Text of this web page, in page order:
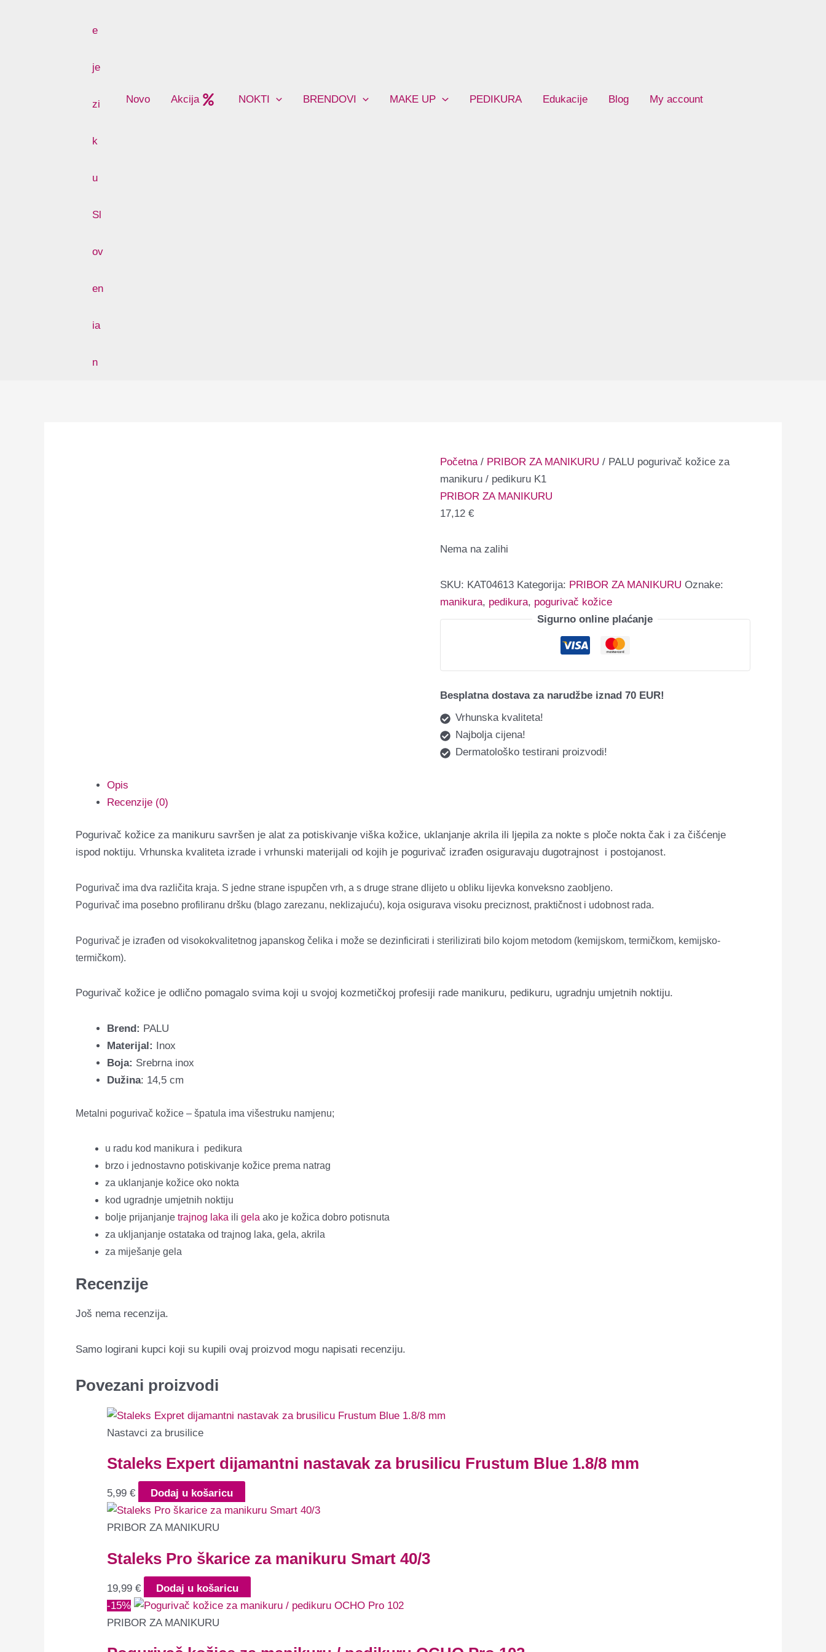
Novo Akcija NOKTI BRENDOVI MAKE UP PEDIKURA Edukacije Blog My account
Početna/ PRIBOR ZA MANIKURU / PALU pogurivač kožice za
manikuru / pedikuru K1
PRIBOR ZA MANIKURU
17,12 €
Nema na zalihi
SKU: KAT04613 Kategorija: PRIBOR ZA MANIKURU Oznake:
manikura, pedikura, pogurivač kožice
Sigurno online plaćanje
Besplatna dostava za narudžbe iznad 70 EUR!
Vrhunska kvaliteta!
Najbolja cijena!
Dermatološko testirani proizvodi!
Opis
Recenzije (0)
Pogurivač kožice za manikuru savršen je alat za potiskivanje viška kožice, uklanjanje akrila ili ljepila za nokte s ploče nokta čak i za čišćenje
ispod noktiju. Vrhunska kvaliteta izrade i vrhunski materijali od kojih je pogurivač izrađen osiguravaju dugotrajnost i postojanost.
Pogurivač ima dva različita kraja. S jedne strane ispupčen vrh, a s druge strane dlijeto u obliku lijevka konveksno zaobljeno.
Pogurivač ima posebno profiliranu dršku (blago zarezanu, neklizajuću), koja osigurava visoku preciznost, praktičnost i udobnost rada.
Pogurivač je izrađen od visokokvalitetnog japanskog čelika i može se dezinficirati i sterilizirati bilo kojom metodom (kemijskom, termičkom, kemijsko-
termičkom).
Pogurivač kožice je odlično pomagalo svima koji u svojoj kozmetičkoj profesiji rade manikuru, pedikuru, ugradnju umjetnih noktiju.
Brend: PALU
Materijal: Inox
Boja: Srebrna inox
Dužina: 14,5 cm
Metalni pogurivač kožice – špatula ima višestruku namjenu;
u radu kod manikura i pedikura
brzo i jednostavno potiskivanje kožice prema natrag
za uklanjanje kožice oko nokta
kod ugradnje umjetnih noktiju
bolje prijanjanje trajnog laka ili gela ako je kožica dobro potisnuta
za ukljanjanje ostataka od trajnog laka, gela, akrila
za miješanje gela
Recenzije
Još nema recenzija.
Samo logirani kupci koji su kupili ovaj proizvod mogu napisati recenziju.
Povezani proizvodi
Nastavci za brusilice
Staleks Expert dijamantni nastavak za brusilicu Frustum Blue 1.8/8 mm
5,99 € Dodaj u košaricu
PRIBOR ZA MANIKURU
Staleks Pro škarice za manikuru Smart 40/3
19,99 €
Dodaj u košaricu
-15%
PRIBOR ZA MANIKURU